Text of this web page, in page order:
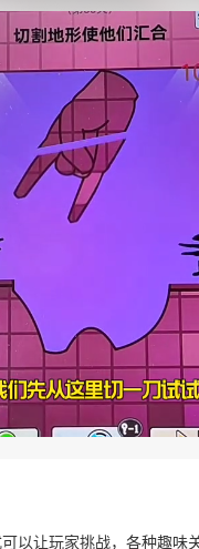
以让玩家挑战，各种趣味